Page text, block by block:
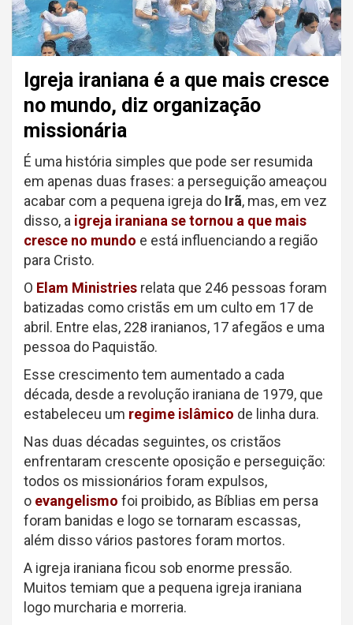
Igreja iraniana é a que mais cresce
no mundo, diz organização
missionária
É uma história simples que pode ser resumida
em apenas duas frases: a perseguição ameaçou
acabar com a pequena igreja do Irã, mas, em vez
disso, a igreja iraniana se tornou a que mais
cresce no mundo e está influenciando a região
para Cristo.
O Elam Ministries relata que 246 pessoas foram
batizadas como cristãs em um culto em 17 de
abril. Entre elas, 228 iranianos, 17 afegãos e uma
pessoa do Paquistão.
Esse crescimento tem aumentado a cada
década, desde a revolução iraniana de 1979, que
estabeleceu um regime islâmico de linha dura.
Nas duas décadas seguintes, os cristãos
enfrentaram crescente oposição e perseguição:
todos os missionários foram expulsos,
o evangelismo foi proibido, as Bíblias em persa
foram banidas e logo se tornaram escassas,
além disso vários pastores foram mortos.
A igreja iraniana ficou sob enorme pressão.
Muitos temiam que a pequena igreja iraniana
logo murcharia e morreria.